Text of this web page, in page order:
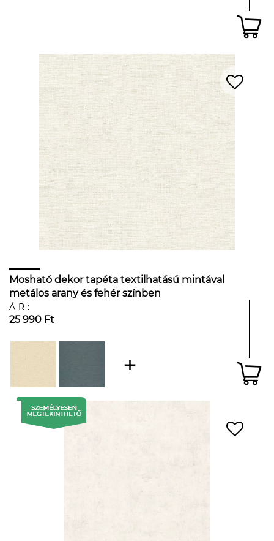
Mosható dekor tapéta textilhatású mintával
metálos arany és fehér színben
ÁR:
25 990 Ft